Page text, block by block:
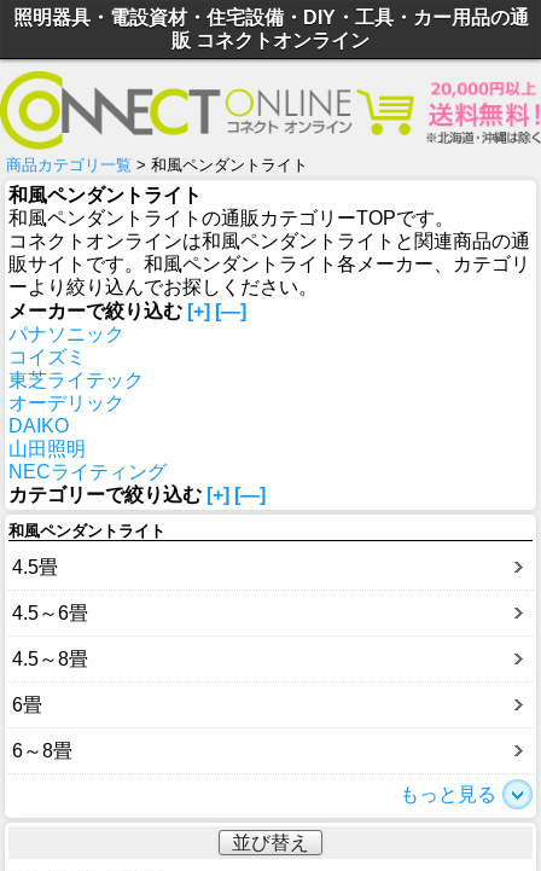
照明器具・電設資材・住宅設備・DIY・工具・カー用品の通
販 コネクトオンライン
商品カテゴリ一覧 > 和風ペンダントライト
和風ペンダントライト
和風ペンダントライトの通販カテゴリーTOPです。
コネクトオンラインは和風ペンダントライトと関連商品の通
販サイトです。和風ペンダントライト各メーカー、カテゴリ
ーより絞り込んでお探しください。
メーカーで絞り込む [+] [—]
パナソニック
コイズミ
東芝ライテック
オーデリック
DAIKO
山田照明
NECライティング
カテゴリーで絞り込む [+] [—]
和風ペンダントライト
4.5畳
4.5～6畳
4.5～8畳
6畳
6～8畳
もっと見る
並び替え